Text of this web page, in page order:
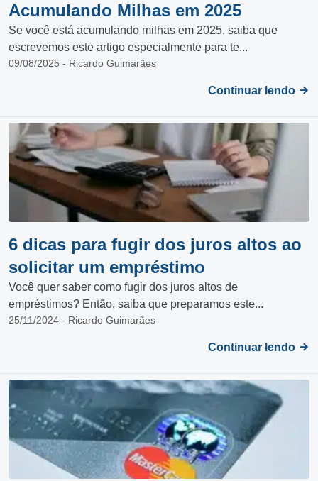
Acumulando Milhas em 2025
Se você está acumulando milhas em 2025, saiba que
escrevemos este artigo especialmente para te...
09/08/2025 - Ricardo Guimarães
Continuar lendo
6 dicas para fugir dos juros altos ao
solicitar um empréstimo
Você quer saber como fugir dos juros altos de
empréstimos? Então, saiba que preparamos este...
25/11/2024 - Ricardo Guimarães
Continuar lendo